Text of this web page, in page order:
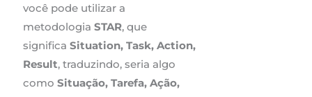
você pode utilizar a
metodologiaSTAR, que
significaSituation, Task, Action,
Result, traduzindo, seria algo
comoSituação, Tarefa, Ação,